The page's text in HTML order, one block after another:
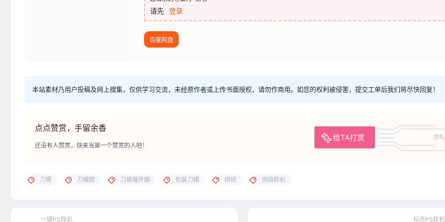
请先 登录
百度网盘
本站素材乃用户投稿及网上搜集，仅供学习交流，未经原作者或上传书面授权，请勿作商用。如您的权利被侵害，提交工单后我们将尽快回复！
点点赞赏，手留余香
给TA打赏 共0
还没有人赞赏，快来当第一个赞赏的人吧！
刀模 刀模图 刀模展开图 包装刀模 烘焙 烘焙样机
一键PS样机 标志PS样机